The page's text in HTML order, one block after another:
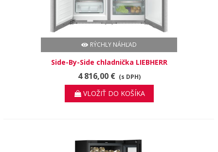
RÝCHLY NÁHĽAD
Side-By-Side chladnička LIEBHERR
XRCsd 5255
4 816,00 € (s DPH)
VLOŽIŤ DO KOŠÍKA